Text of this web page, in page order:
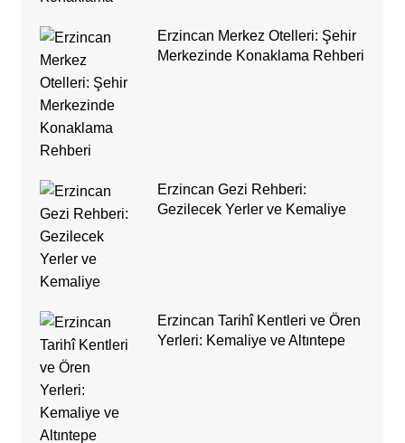
Erzincan Merkez Otelleri: Şehir
Merkezinde Konaklama Rehberi
Erzincan Gezi Rehberi:
Gezilecek Yerler ve Kemaliye
Erzincan Tarihî Kentleri ve Ören
Yerleri: Kemaliye ve Altıntepe